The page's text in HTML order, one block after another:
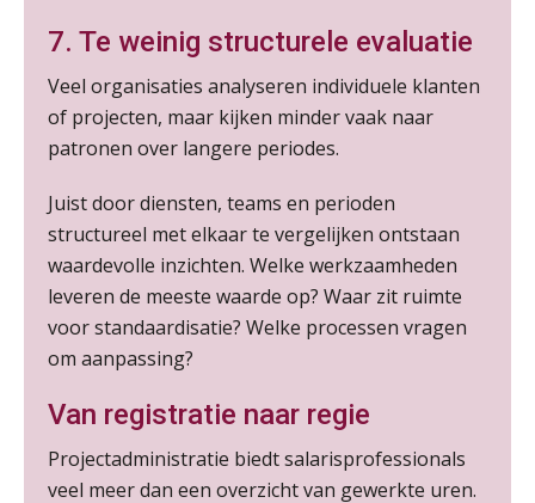
7. Te weinig structurele evaluatie
Veel organisaties analyseren individuele klanten
of projecten, maar kijken minder vaak naar
patronen over langere periodes.
Juist door diensten, teams en perioden
structureel met elkaar te vergelijken ontstaan
waardevolle inzichten. Welke werkzaamheden
leveren de meeste waarde op? Waar zit ruimte
voor standaardisatie? Welke processen vragen
om aanpassing?
Van registratie naar regie
Projectadministratie biedt salarisprofessionals
veel meer dan een overzicht van gewerkte uren.
SEP
MOCuitgevers
09
SEP
Cursus Samenwerken financiële- en salarisadministratie
MOCuitgevers
16
SEP
MOCuitgevers
17
Training Grenzen aangeven met zelfvertrouwen en respect
MOCuitgevers
SEP
MOCuitgevers
17
Praktijkdiploma loonadministratie (PDL)